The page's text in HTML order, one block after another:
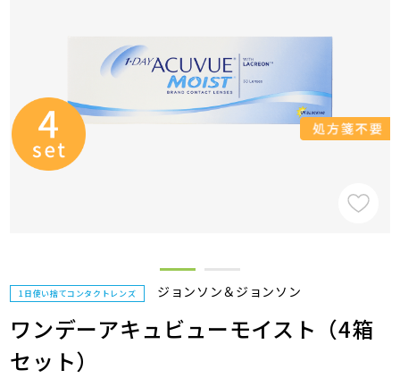
1日使い捨てコンタクトレンズ ジョンソン＆ジョンソン
ワンデーアキュビューモイスト（4箱
セット）